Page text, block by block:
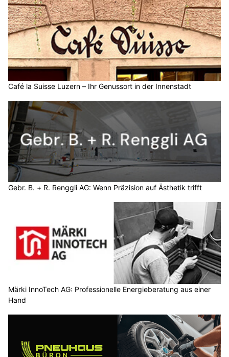
Café la Suisse Luzern – Ihr Genussort in der Innenstadt
Gebr. B. + R. Renggli AG: Wenn Präzision auf Ästhetik trifft
Märki InnoTech AG: Professionelle Energieberatung aus einer
Hand